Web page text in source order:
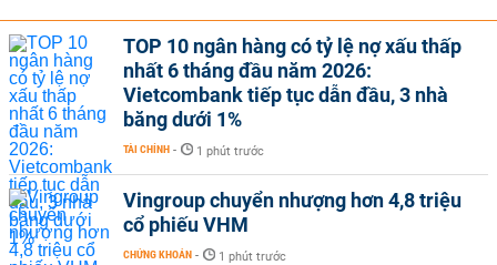
TOP 10 ngân hàng có tỷ lệ nợ xấu thấp
nhất 6 tháng đầu năm 2026:
Vietcombank tiếp tục dẫn đầu, 3 nhà
băng dưới 1%
TÀI CHÍNH - 1 phút trước
Vingroup chuyển nhượng hơn 4,8 triệu
cổ phiếu VHM
CHỨNG KHOÁN - 1 phút trước